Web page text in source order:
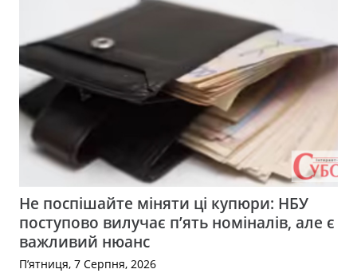
Не поспішайте міняти ці купюри: НБУ
поступово вилучає п’ять номіналів, але є
важливий нюанс
П’ятниця, 7 Серпня, 2026